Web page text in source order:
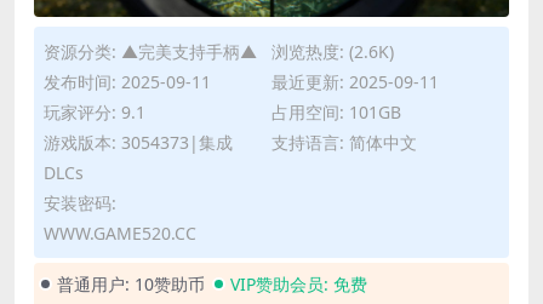
资源分类: ▲完美支持手柄▲
浏览热度: (2.6K)
发布时间: 2025-09-11
最近更新: 2025-09-11
玩家评分: 9.1
占用空间: 101GB
游戏版本: 3054373|集成
DLCs
支持语言: 简体中文
安装密码:
WWW.GAME520.CC
普通用户: 10赞助币 VIP赞助会员: 免费